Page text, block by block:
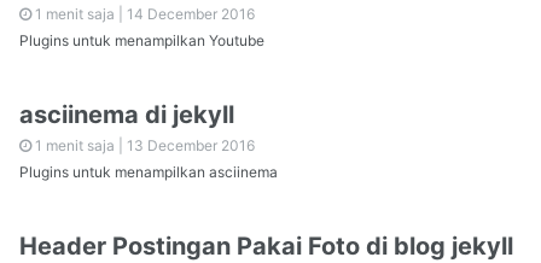
1 menit saja | 14 December 2016
Plugins untuk menampilkan Youtube
asciinema di jekyll
1 menit saja | 13 December 2016
Plugins untuk menampilkan asciinema
Header Postingan Pakai Foto di blog jekyll